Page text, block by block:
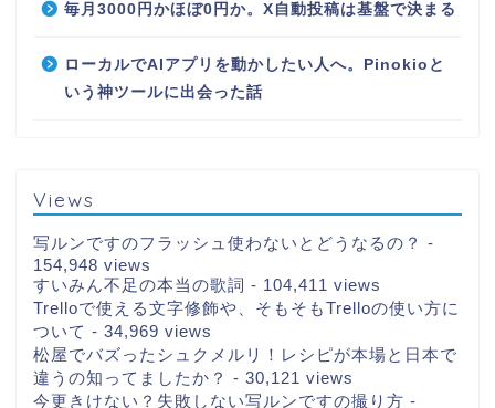
毎月3000円かほぼ0円か。X自動投稿は基盤で決まる
ローカルでAIアプリを動かしたい人へ。Pinokioと
いう神ツールに出会った話
Views
写ルンですのフラッシュ使わないとどうなるの？ -
154,948 views
すいみん不足の本当の歌詞 - 104,411 views
Trelloで使える文字修飾や、そもそもTrelloの使い方に
ついて - 34,969 views
松屋でバズったシュクメルリ！レシピが本場と日本で
違うの知ってましたか？ - 30,121 views
今更きけない？失敗しない写ルンですの撮り方 -